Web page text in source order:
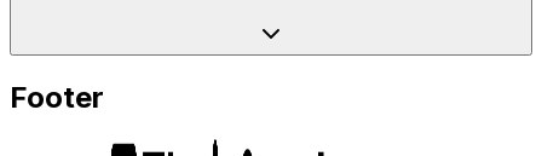
Footer